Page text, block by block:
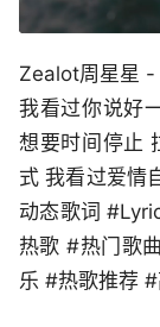
Zealot周星星 -
我看过你说好
想要时间停止
式 我看过爱情
动态歌词
热歌 #热门歌
乐 #热歌推荐